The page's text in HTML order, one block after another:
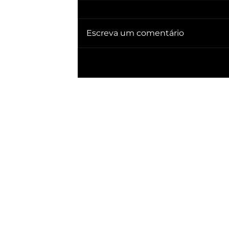
já ganhou PRESIDÊNCIA no BRASIL
Escreva um comentário